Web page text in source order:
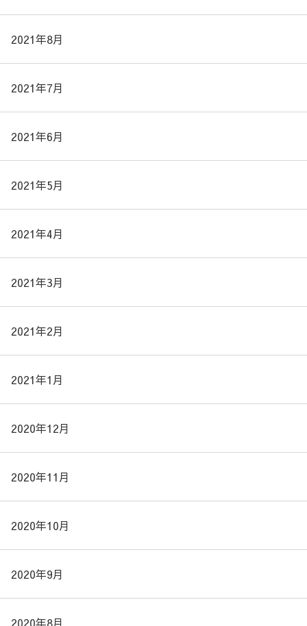
2021年8月
2021年7月
2021年6月
2021年5月
2021年4月
2021年3月
2021年2月
2021年1月
2020年12月
2020年11月
2020年10月
2020年9月
2020年8月